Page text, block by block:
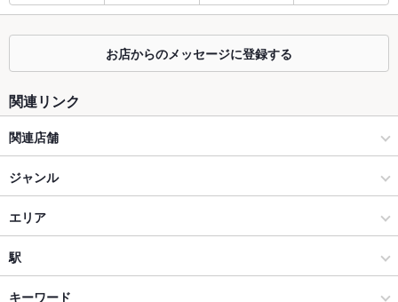
最大宴会収
容人数
40人
座敷
掘りごたつ
ソファー なし
テラス席 なし
貸切 貸切不可 ：要相談 / お電話でお問い合わせくださいませ！
お店からのメッセージに登録する
関連リンク
関連店舗
Pig＆Whistle ピッグ＆ホイッスル 京都
マンインザムーン 京都烏丸店 Irish pub Ｍan in the Moon
マンインザムーン 祇園店
Man in the Moon（マンインザムーン）新橋
ジャンル
ダイニングバー・バル
洋・和洋・各国料理・その他
烏丸五条・京都駅周辺 × ダイニングバー・バル
エリア
京都駅
京都駅 × ダイニングバー・バル
駅
京都駅
キーワード